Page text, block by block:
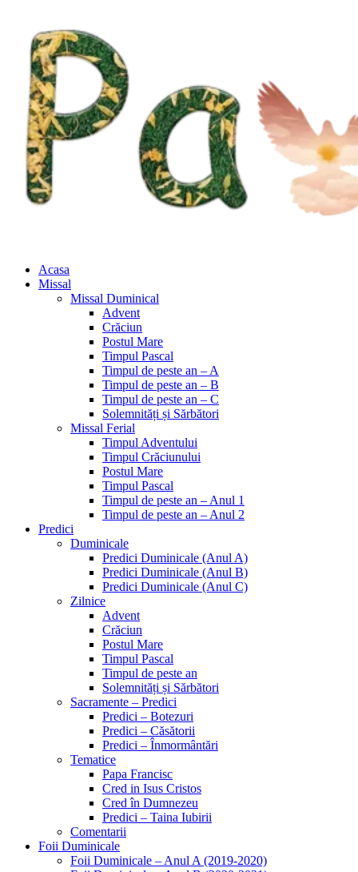
Acasa
Missal
Missal Duminical
Advent
Crăciun
Postul Mare
Timpul Pascal
Timpul de peste an – A
Timpul de peste an – B
Timpul de peste an – C
Solemnități și Sărbători
Missal Ferial
Timpul Adventului
Timpul Crăciunului
Postul Mare
Timpul Pascal
Timpul de peste an – Anul 1
Timpul de peste an – Anul 2
Predici
Duminicale
Predici Duminicale (Anul A)
Predici Duminicale (Anul B)
Predici Duminicale (Anul C)
Zilnice
Advent
Crăciun
Postul Mare
Timpul Pascal
Timpul de peste an
Solemnități și Sărbători
Sacramente – Predici
Predici – Botezuri
Predici – Căsătorii
Predici – Înmormântări
Tematice
Papa Francisc
Cred in Isus Cristos
Cred în Dumnezeu
Predici – Taina Iubirii
Comentarii
Foii Duminicale
Foii Duminicale – Anul A (2019-2020)